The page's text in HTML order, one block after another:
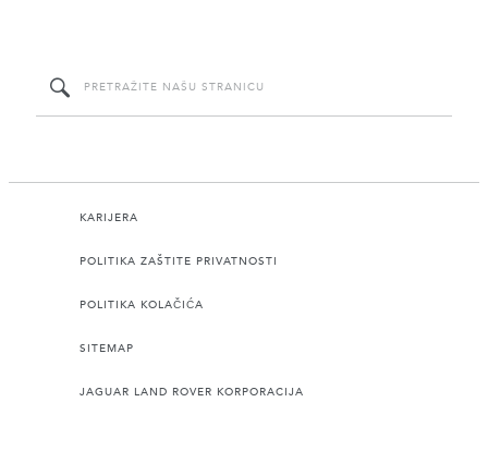
KARIJERA
POLITIKA ZAŠTITE PRIVATNOSTI
POLITIKA KOLAČIĆA
SITEMAP
JAGUAR LAND ROVER KORPORACIJA